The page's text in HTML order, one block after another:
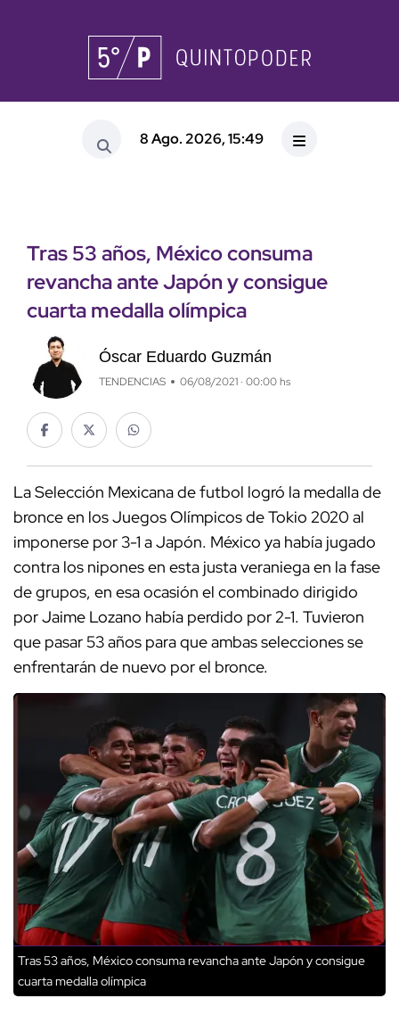
8 Ago. 2026, 15:49
Tras 53 años, México consuma
revancha ante Japón y consigue
cuarta medalla olímpica
Óscar Eduardo Guzmán
TENDENCIAS 06/08/2021 · 00:00 hs
La Selección Mexicana de futbol logró la medalla de
bronce en los Juegos Olímpicos de Tokio 2020 al
imponerse por 3-1 a Japón. México ya había jugado
contra los nipones en esta justa veraniega en la fase
de grupos, en esa ocasión el combinado dirigido
por Jaime Lozano había perdido por 2-1. Tuvieron
que pasar 53 años para que ambas selecciones se
enfrentarán de nuevo por el bronce.
Tras 53 años, México consuma revancha ante Japón y consigue
cuarta medalla olímpica